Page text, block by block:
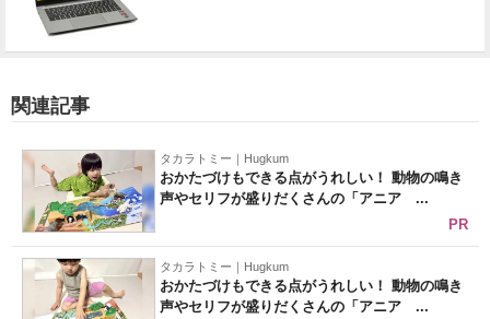
関連記事
タカラトミー｜Hugkum
おかたづけもできる点がうれしい！ 動物の鳴き
声やセリフが盛りだくさんの「アニア ...
PR
タカラトミー｜Hugkum
おかたづけもできる点がうれしい！ 動物の鳴き
声やセリフが盛りだくさんの「アニア ...